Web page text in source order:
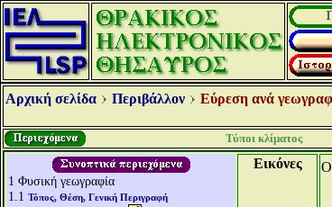
Αρχική σελίδα Περιβάλλον Εύρεση ανά
Τύποι κλίματος
1 Φυσική γεωγραφία
1.1 Τόπος, Θέση, Γενική Περιγραφή
Εικόνες Ο